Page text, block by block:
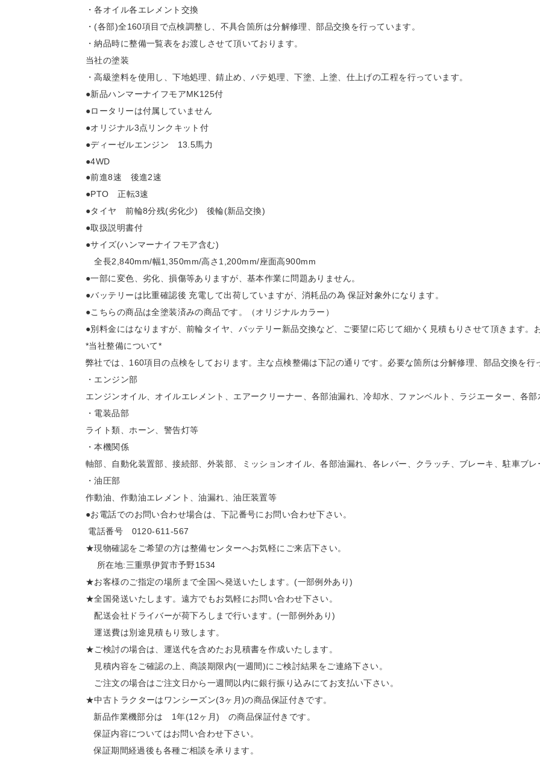
・各オイル各エレメント交換
・(各部)全160項目で点検調整し、不具合箇所は分解修理、部品交換を行っています。
・納品時に整備一覧表をお渡しさせて頂いております。
当社の塗装
・高級塗料を使用し、下地処理、錆止め、パテ処理、下塗、上塗、仕上げの工程を行っています。
●新品ハンマーナイフモアMK125付
●ロータリーは付属していません
●オリジナル3点リンクキット付
●ディーゼルエンジン 13.5馬力
●4WD
●前進8速 後進2速
●PTO 正転3速
●タイヤ 前輪8分残(劣化少) 後輪(新品交換)
●取扱説明書付
●サイズ(ハンマーナイフモア含む)
全長2,840mm/幅1,350mm/高さ1,200mm/座面高900mm
●一部に変色、劣化、損傷等ありますが、基本作業に問題ありません。
●バッテリーは比重確認後 充電して出荷していますが、消耗品の為 保証対象外になります。
●こちらの商品は全塗装済みの商品です。（オリジナルカラー）
●別料金にはなりますが、前輪タイヤ、バッテリー新品交換など、ご要望に応じて細かく見積もりさせて頂きます。
*当社整備について*
弊社では、160項目の点検をしております。主な点検整備は下記の通りです。必要な箇所は分解修理、部品交換を行
・エンジン部
エンジンオイル、オイルエレメント、エアークリーナー、各部油漏れ、冷却水、ファンベルト、ラジエーター、各
・電装品部
ライト類、ホーン、警告灯等
・本機関係
軸部、自動化装置部、接続部、外装部、ミッションオイル、各部油漏れ、各レバー、クラッチ、ブレーキ、駐車ブ
・油圧部
作動油、作動油エレメント、油漏れ、油圧装置等
●お電話でのお問い合わせ場合は、下記番号にお問い合わせ下さい。
電話番号 0120-611-567
★現物確認をご希望の方は整備センターへお気軽にご来店下さい。
所在地:三重県伊賀市予野1534
★お客様のご指定の場所まで全国へ発送いたします。(一部例外あり)
★全国発送いたします。遠方でもお気軽にお問い合わせ下さい。
配送会社ドライバーが荷下ろしまで行います。(一部例外あり)
運送費は別途見積もり致します。
★ご検討の場合は、運送代を含めたお見積書を作成いたします。
見積内容をご確認の上、商談期限内(一週間)にご検討結果をご連絡下さい。
ご注文の場合はご注文日から一週間以内に銀行振り込みにてお支払い下さい。
★中古トラクターはワンシーズン(3ヶ月)の商品保証付きです。
新品作業機部分は 1年(12ヶ月) の商品保証付きです。
保証内容についてはお問い合わせ下さい。
保証期間経過後も各種ご相談を承ります。